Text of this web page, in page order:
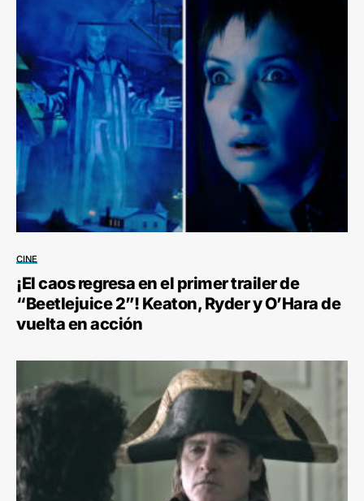
CINE
¡El caos regresa en el primer trailer de
“Beetlejuice 2”! Keaton, Ryder y O’Hara de
vuelta en acción